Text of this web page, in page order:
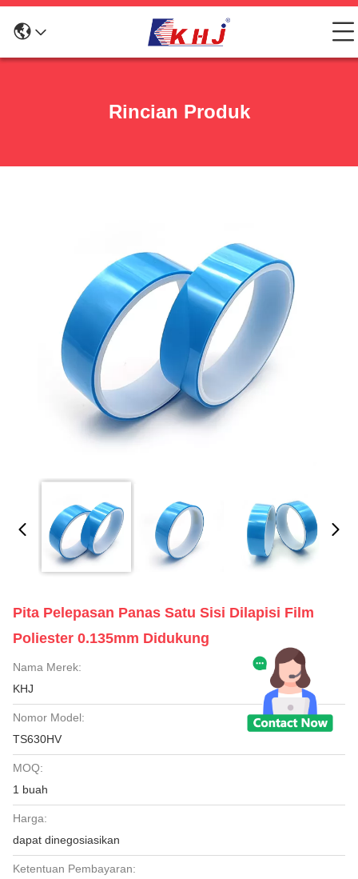
Rincian Produk
Pita Pelepasan Panas Satu Sisi Dilapisi Film
Poliester 0.135mm Didukung
Nama Merek:
KHJ
Nomor Model:
TS630HV
MOQ:
1 buah
Harga:
dapat dinegosiasikan
Ketentuan Pembayaran: